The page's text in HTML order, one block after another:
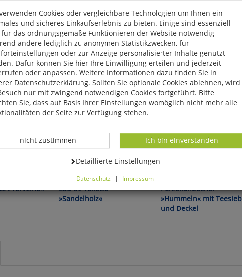
der
»Verveine«
Provence!
Eau de Toilette
»Sandelholz«
Porzellanbecher
»Hummeln« mit Teesieb
und Deckel
Cookies oder vergleichbare Technologien um Ihnen ein
und sicheres Einkaufserlebnis zu bieten. Einige sind essenziell
das ordnungsgemäße Funktionieren der Website notwendig
andere lediglich zu anonymen Statistikzwecken, für
oder zur Anzeige personalisierter Inhalte genutzt
Dafür können Sie hier Ihre Einwilligung erteilen und jederzeit
oder anpassen. Weitere Informationen dazu finden Sie in
Datenschutzerklärung. Sollten Sie optionale Cookies ablehnen, wird
nur mit zwingend notwendigen Cookies fortgeführt. Bitte
Sie, dass auf Basis Ihrer Einstellungen womöglich nicht mehr alle
der Seite zur Verfügung stehen.
Datenverarbeitung -
Ich bin einverstanden
Datenverarbeitung -
nicht zustimmen
Datenverarbeitung -
Detaillierte Einstellungen
Datenschutz | Impressum
ablehnen, wird Ihr Besuch nur mit zwingend notwendigen Cookies
Bitte beachten Sie, dass auf Basis Ihrer Einstellungen womöglich